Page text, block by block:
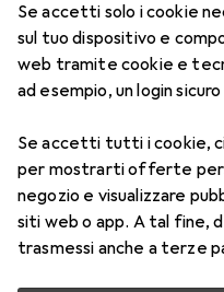
Se accetti solo i cookie
sul tuo dispositivo e
web tramite cookie e
ad esempio, un login
Se accetti tutti i cookie,
per mostrarti offerte
negozio e visualizzare
siti web o app. A tal fine,
trasmessi anche a terze
Planam
50